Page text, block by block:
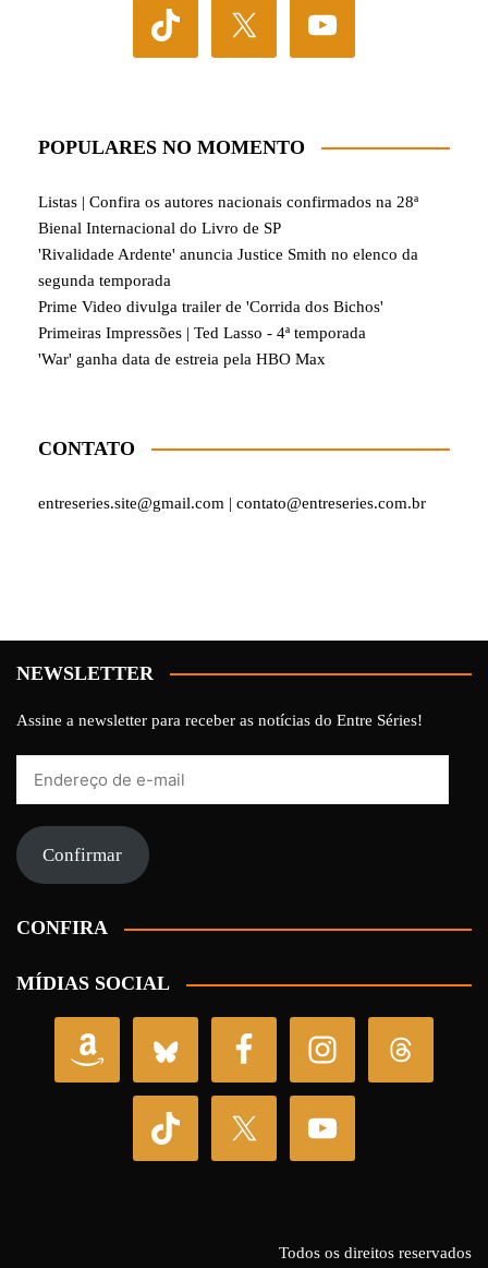
POPULARES NO MOMENTO
Listas | Confira os autores nacionais confirmados na 28ª
Bienal Internacional do Livro de SP
'Rivalidade Ardente' anuncia Justice Smith no elenco da
segunda temporada
Prime Video divulga trailer de 'Corrida dos Bichos'
Primeiras Impressões | Ted Lasso - 4ª temporada
'War' ganha data de estreia pela HBO Max
CONTATO
entreseries.site@gmail.com | contato@entreseries.com.br
NEWSLETTER
Assine a newsletter para receber as notícias do Entre Séries!
mail Confirmar
CONFIRA
MÍDIAS SOCIAL
Todos os direitos reservados